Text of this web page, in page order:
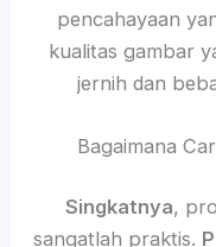
pencahayaan
kualitas gambar
jernih dan
Bagaimana
Singkatnya,
sangatlah praktis.